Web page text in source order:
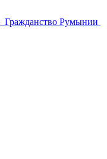
Гражданство Румынии